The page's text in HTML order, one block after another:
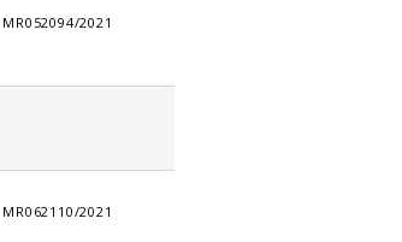
MR052094/2021
MR062110/2021